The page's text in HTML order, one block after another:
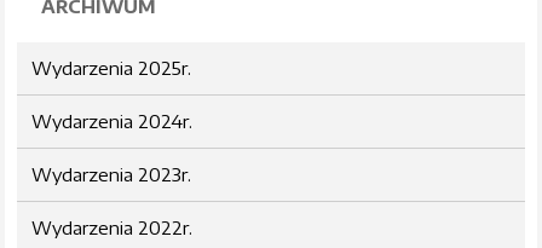
ARCHIWUM
Wydarzenia 2025r.
Wydarzenia 2024r.
Wydarzenia 2023r.
Wydarzenia 2022r.